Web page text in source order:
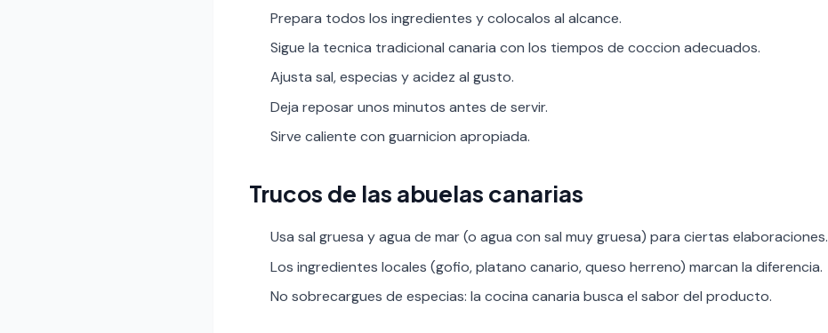
Prepara todos los ingredientes y colocalos al alcance.
Sigue la tecnica tradicional canaria con los tiempos de coccion adecuados.
Ajusta sal, especias y acidez al gusto.
Deja reposar unos minutos antes de servir.
Sirve caliente con guarnicion apropiada.
Trucos de las abuelas canarias
Usa sal gruesa y agua de mar (o agua con sal muy gruesa) para ciertas elaboraciones.
Los ingredientes locales (gofio, platano canario, queso herreno) marcan la diferencia.
No sobrecargues de especias: la cocina canaria busca el sabor del producto.